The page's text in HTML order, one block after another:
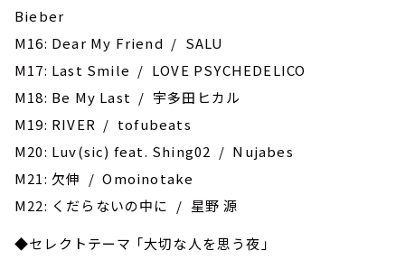
Bieber
M16: Dear My Friend / SALU
M17: Last Smile / LOVE PSYCHEDELICO
M18: Be My Last / 宇多田ヒカル
M19: RIVER / tofubeats
M20: Luv(sic) feat. Shing02 / Nujabes
M21: 欠伸 / Omoinotake
M22: くだらないの中に / 星野 源
◆セレクトテーマ 「大切な人を思う夜」